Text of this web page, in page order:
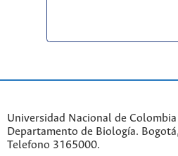
Universidad Nacional de
Departamento de Biología.
Telefono 3165000.